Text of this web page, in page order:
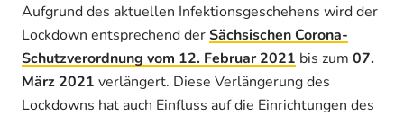
Aufgrund des aktuellen Infektionsgeschehens wird der
Lockdown entsprechend derSächsischen Corona-
Schutzverordnung vom 12. Februar 2021 bis zum 07.
März 2021 verlängert. Diese Verlängerung des
Lockdowns hat auch Einfluss auf die Einrichtungen des